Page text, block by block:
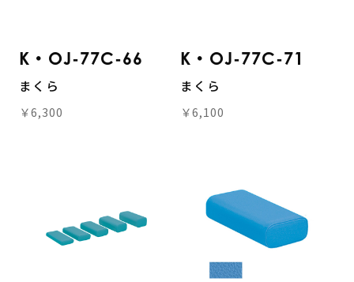
K・OJ-77C-66
まくら
￥6,300
K・OJ-77C-71
まくら
￥6,100